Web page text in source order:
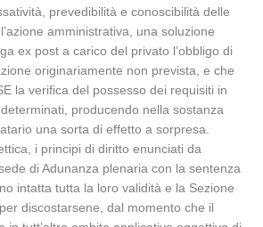
prevedibilità e conoscibilità delle
amministrativa, una soluzione
ex post a carico del privato l’obbligo di
originariamente non prevista, e che
la verifica del possesso dei requisiti in
producendo nella sostanza
una sorta di effetto a sorpresa.
i principi di diritto enunciati da
di Adunanza plenaria con la sentenza
intatta tutta la loro validità e la Sezione
discostarsene, dal momento che il